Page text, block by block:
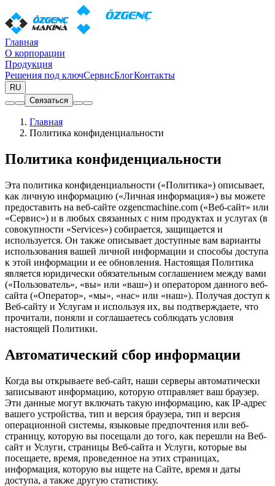
Главная
О корпорации
Продукция
Решения под ключСервисБлогКонтакты
RU
Связаться
Главная
Политика конфиденциальности
Политика конфиденциальности
Эта политика конфиденциальности («Политика») описывает,
как личную информацию («Личная информация») вы можете
предоставить на веб-сайте ozgencmachine.com («Веб-сайт» или
«Сервис») и в любых связанных с ним продуктах и услугах (в
совокупности «Services») собирается, защищается и
используется. Он также описывает доступные вам варианты
использования вашей личной информации и способы доступа
к этой информации и ее обновления. Настоящая Политика
является юридически обязательным соглашением между вами
(«Пользователь», «вы» или «ваш») и оператором данного веб-
сайта («Оператор», «мы», «нас» или «наш»). Получая доступ к
Веб-сайту и Услугам и используя их, вы подтверждаете, что
прочитали, поняли и соглашаетесь соблюдать условия
настоящей Политики.
Автоматический сбор информации
Когда вы открываете веб-сайт, наши серверы автоматически
записывают информацию, которую отправляет ваш браузер.
Эти данные могут включать такую информацию, как IP-адрес
вашего устройства, тип и версия браузера, тип и версия
операционной системы, языковые предпочтения или веб-
страницу, которую вы посещали до того, как перешли на Веб-
сайт и Услуги, страницы Веб-сайта и Услуги, которые вы
посещаете, время, проведенное на этих страницах,
информация, которую вы ищете на Сайте, время и даты
доступа, а также другую статистику.